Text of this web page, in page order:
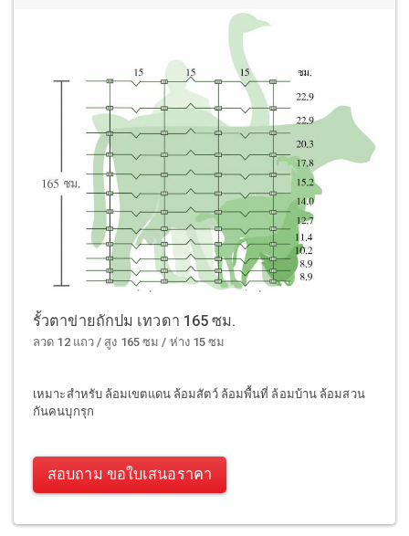
รั้วตาข่ายถักปม เทวดา 165 ซม.
ลวด 12 แถว / สูง 165 ซม / ห่าง 15 ซม
เหมาะสำหรับ ล้อมเขตแดน ล้อมสัตว์ ล้อมพื้นที่ ล้อมบ้าน ล้อมสวน
กันคนบุกรุก
สอบถาม ขอใบเสนอราคา